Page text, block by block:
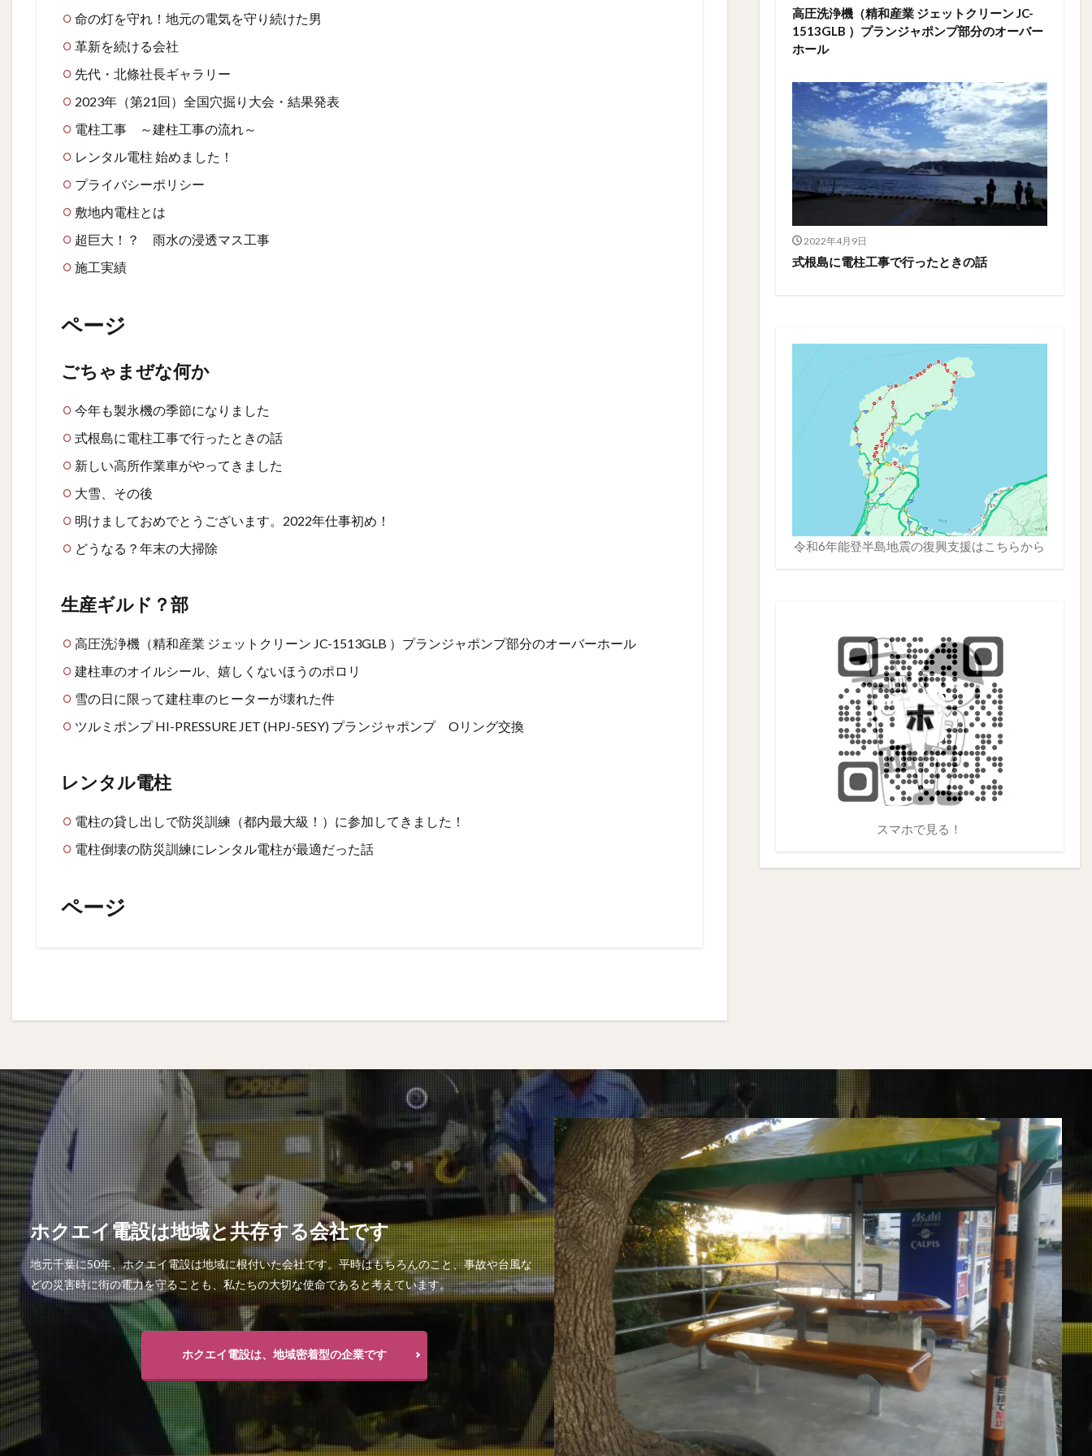
命の灯を守れ！地元の電気を守り続けた男
革新を続ける会社
先代・北條社長ギャラリー
2023年（第21回）全国穴掘り大会・結果発表
電柱工事 ～建柱工事の流れ～
レンタル電柱 始めました！
プライバシーポリシー
敷地内電柱とは
超巨大！？ 雨水の浸透マス工事
施工実績
ページ
ごちゃまぜな何か
今年も製氷機の季節になりました
式根島に電柱工事で行ったときの話
新しい高所作業車がやってきました
大雪、その後
明けましておめでとうございます。2022年仕事初め！
どうなる？年末の大掃除
生産ギルド？部
高圧洗浄機（精和産業 ジェットクリーン JC-1513GLB ）プランジャポンプ部分のオーバーホール
建柱車のオイルシール、嬉しくないほうのポロリ
雪の日に限って建柱車のヒーターが壊れた件
ツルミポンプ HI-PRESSURE JET (HPJ-5ESY) プランジャポンプ Oリング交換
レンタル電柱
電柱の貸し出しで防災訓練（都内最大級！）に参加してきました！
電柱倒壊の防災訓練にレンタル電柱が最適だった話
ページ
高圧洗浄機（精和産業 ジェットクリーン JC-
1513GLB ）プランジャポンプ部分のオーバー
ホール
2022年4月9日
式根島に電柱工事で行ったときの話
令和6年能登半島地震の復興支援はこちらから
スマホで見る！
ホクエイ電設は地域と共存する会社です
地元千葉に50年、ホクエイ電設は地域に根付いた会社です。平時はもちろんのこと、事故や台風な
どの災害時に街の電力を守ることも、私たちの大切な使命であると考えています。
ホクエイ電設は、地域密着型の企業です